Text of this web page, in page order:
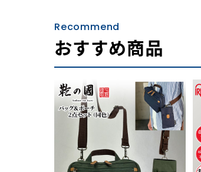
人類最古の繊維と言われるリ
Recommend
おすすめ商品